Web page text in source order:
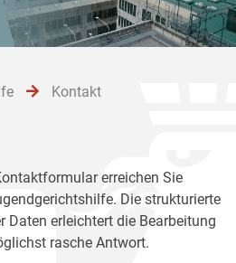
Kontakt
erreichen Sie
Die strukturierte
Daten erleichtert die Bearbeitung
rasche Antwort.